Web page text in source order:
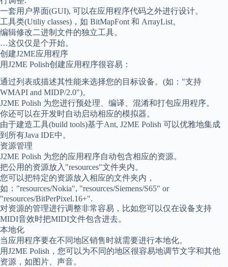
一套用户界面(GUI), 可以在应用程序代码之外进行设计。
工具类(Utiliy classes)，如 BitMapFont 和 ArrayList。
编辑修改二进制文件的独立工具。
…这仅仅是个开始。
创建J2ME应用程序
用J2ME Polish创建应用程序很容易：
通过列表或描述其性能来选择您的目标设备。(如："支持
WMAPI and MIDP/2.0")。
J2ME Polish 为您进行预处理、编译、混淆和打包应用程序。
你还可以在开发时自动启动相应的模拟器。
由于建造工具(build tools)基于Ant, J2ME Polish 可以优雅地集成
到所有Java IDE中。
资源管理
J2ME Polish 为您的应用程序自动包含相应的资源。
把公用的资源放入"resources"文件夹内。
您可以把特定的资源放入相应的文件夹内，
如："resources/Nokia", "resources/Siemens/S65" or
"resources/BitPerPixel.16+".
对资源的管理进行调整非常容易，比如您可以仅在设备支持
MIDI音效时把MIDI文件包含进去。
本地化
当应用程序要在不同地区销售时就需要进行本地化。
用J2ME Polish，您可以为不同的地区很容易地调节文字和其他
资源，如图片、声音。